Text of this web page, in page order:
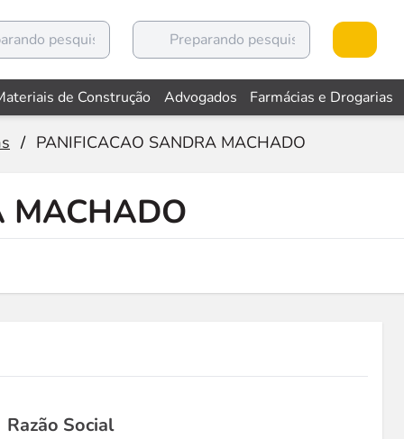
de Construção Advogados Farmácias e Drogarias
/ PANIFICACAO SANDRA MACHADO
MACHADO
Razão Social